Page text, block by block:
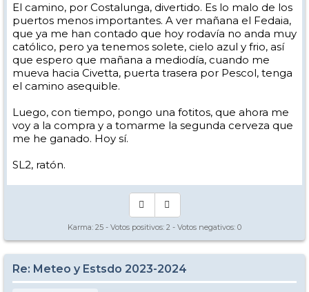
El camino, por Costalunga, divertido. Es lo malo de los
puertos menos importantes. A ver mañana el Fedaia,
que ya me han contado que hoy rodavía no anda muy
católico, pero ya tenemos solete, cielo azul y frio, así
que espero que mañana a mediodía, cuando me
mueva hacia Civetta, puerta trasera por Pescol, tenga
el camino asequible.
Luego, con tiempo, pongo una fotitos, que ahora me
voy a la compra y a tomarme la segunda cerveza que
me he ganado. Hoy sí.
SL2, ratón.
Karma: 25 - Votos positivos: 2 - Votos negativos: 0
Re: Meteo y Estsdo 2023-2024